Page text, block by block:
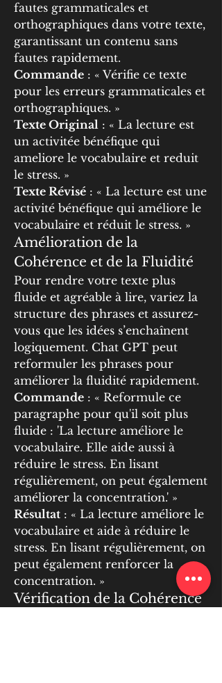
fautes grammaticales et
orthographiques dans votre texte,
garantissant un contenu sans
fautes rapidement.
Commande : « Vérifie ce texte
pour les erreurs grammaticales et
orthographiques. »
Texte Original : « La lecture est
un activitée bénéfique qui
ameliore le vocabulaire et reduit
le stress. »
Texte Révisé : « La lecture est une
activité bénéfique qui améliore le
vocabulaire et réduit le stress. »
Amélioration de la
Cohérence et de la Fluidité
Pour rendre votre texte plus
fluide et agréable à lire, variez la
structure des phrases et assurez-
vous que les idées s’enchaînent
logiquement. Chat GPT peut
reformuler les phrases pour
améliorer la fluidité rapidement.
Commande : « Reformule ce
paragraphe pour qu'il soit plus
fluide : 'La lecture améliore le
vocabulaire. Elle aide aussi à
réduire le stress. En lisant
régulièrement, on peut également
améliorer la concentration.' »
Résultat : « La lecture améliore le
vocabulaire et aide à réduire le
stress. En lisant régulièrement, on
peut également renforcer la
concentration. »
Vérification de la Cohérence